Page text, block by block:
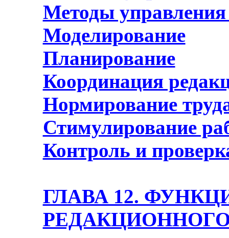
Методы управления
Моделирование
Планирование
Координация
Нормирование
Стимулирование
Контроль и
ГЛАВА 12.